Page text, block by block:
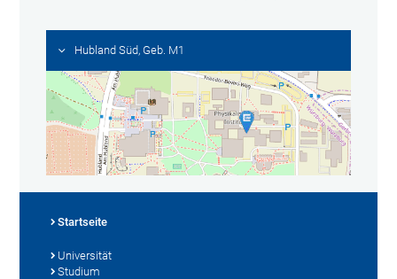
Hubland Süd, Geb. M1
Startseite
Universität
Studium